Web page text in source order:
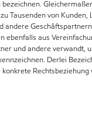
Tausenden von Kunden,
andere
ebenfalls aus
und andere verwandt,
Derlei